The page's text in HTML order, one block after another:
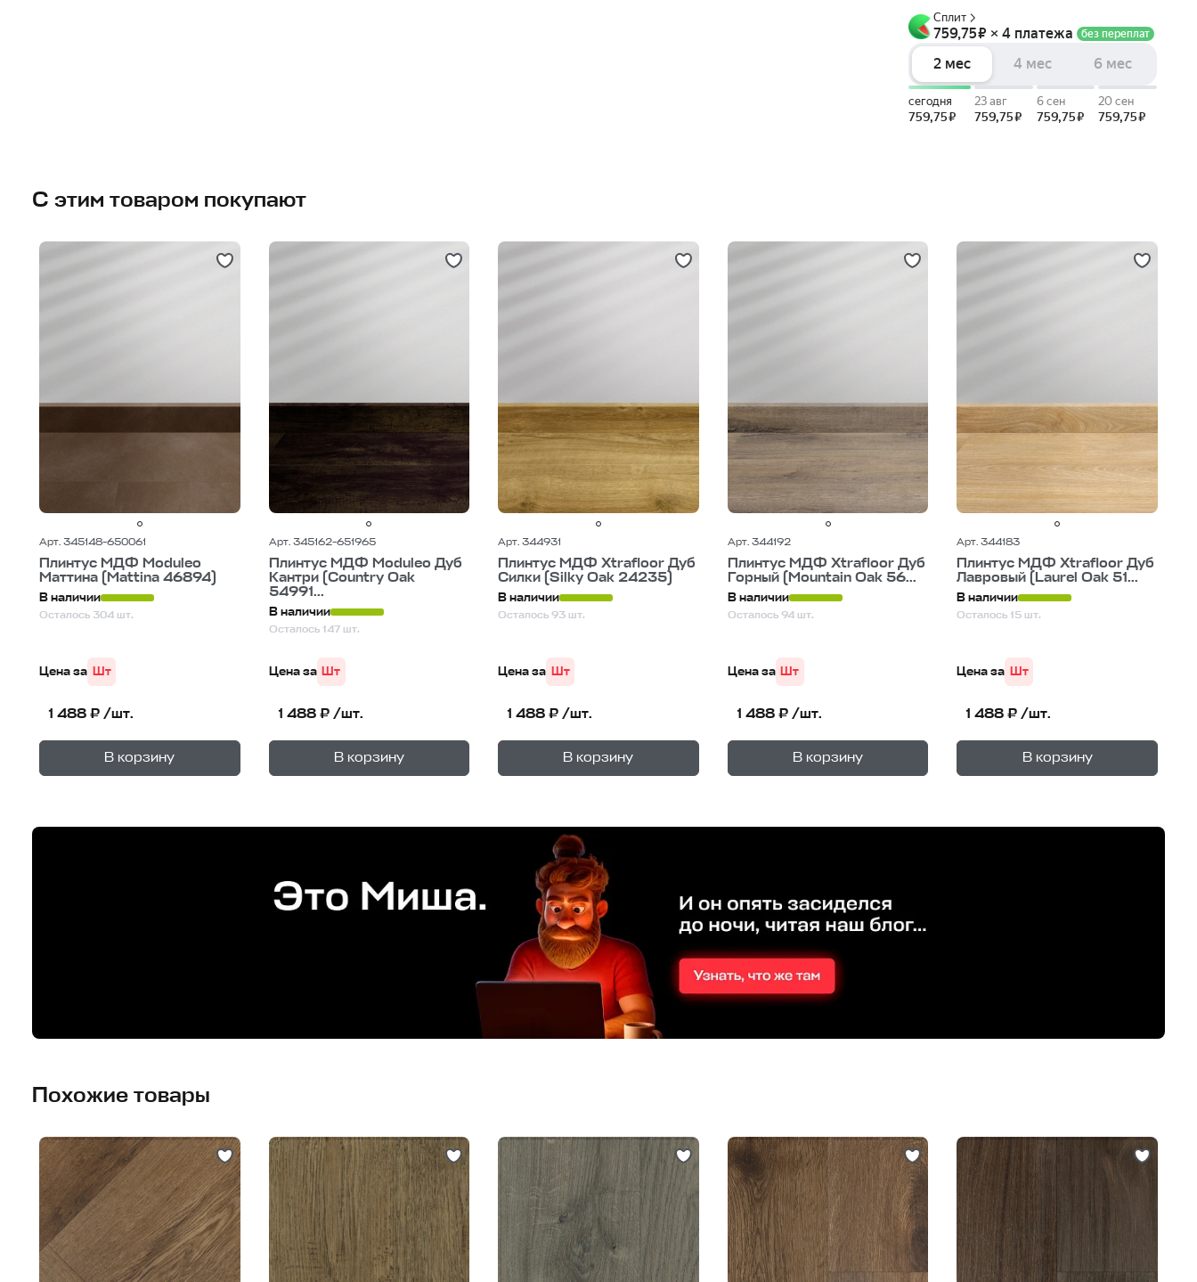
С этим товаром покупают
Арт. 345148-650061
Плинтус МДФ Moduleo
Маттина (Mattina 46894)
В наличии
Осталось 304 шт.
Цена за Шт
1 488 ₽ /шт.
В корзину
В корзине —
Арт. 345162-651965
Плинтус МДФ Moduleo Дуб
Кантри (Country Oak
54991...
В наличии
Осталось 147 шт.
Цена за Шт
1 488 ₽ /шт.
В корзину
В корзине —
Арт. 344931
Плинтус МДФ Xtrafloor Дуб
Силки (Silky Oak 24235)
В наличии
Осталось 93 шт.
Цена за Шт
1 488 ₽ /шт.
В корзину
В корзине —
Арт. 344192
Плинтус МДФ Xtrafloor Дуб
Горный (Mountain Oak 56...
В наличии
Осталось 94 шт.
Цена за Шт
1 488 ₽ /шт.
В корзину
В корзине —
Арт. 344183
Плинтус МДФ Xtrafloor Дуб
Лавровый (Laurel Oak 51...
В наличии
Осталось 15 шт.
Цена за Шт
1 488 ₽ /шт.
В корзину
В корзине —
Похожие товары